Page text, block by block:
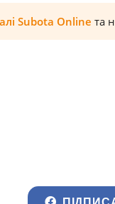
Subota Online та